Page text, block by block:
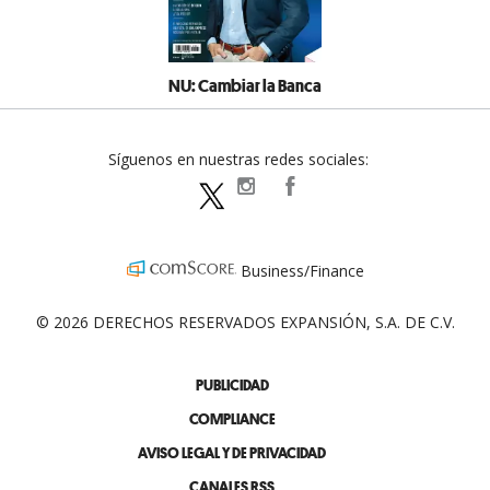
NU: Cambiar la Banca
PUBLICIDAD
COMPLIANCE
AVISO LEGAL Y DE PRIVACIDAD
Síguenos en nuestras redes sociales:
expansionpolitica
Business/Finance
© 2026 DERECHOS RESERVADOS EXPANSIÓN, S.A. DE C.V.